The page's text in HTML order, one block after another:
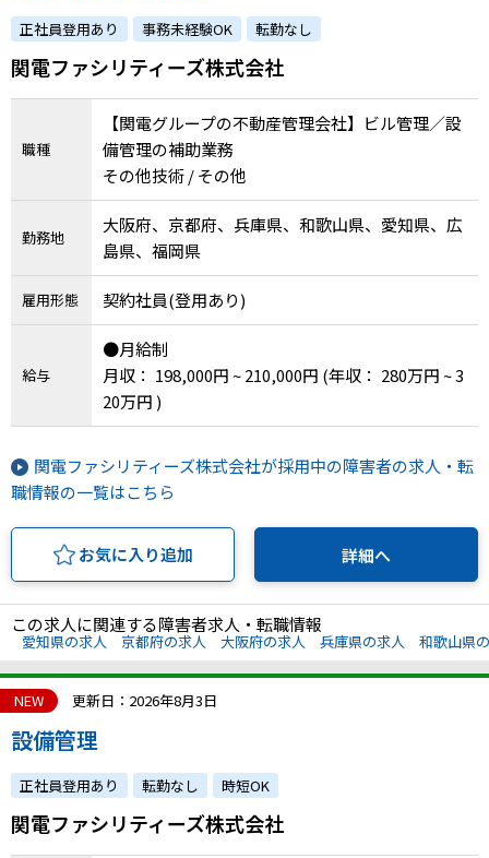
正社員登用あり 事務未経験OK 転勤なし
関電ファシリティーズ株式会社
職種
【関電グループの不動産管理会社】ビル管理／設
備管理の補助業務
その他技術 / その他
勤務地
大阪府、京都府、兵庫県、和歌山県、愛知県、広
島県、福岡県
雇用形態 契約社員(登用あり)
給与
●月給制
月収： 198,000円 ~ 210,000円 (年収： 280万円 ~ 3
20万円 )
関電ファシリティーズ株式会社が採用中の障害者の求人・転
職情報の一覧はこちら
お気に入り追加 詳細へ
この求人に関連する障害者求人・転職情報
愛知県の求人 京都府の求人 大阪府の求人 兵庫県の求人 和歌山県
NEW 更新日：2026年8月3日
設備管理
正社員登用あり 転勤なし 時短OK
関電ファシリティーズ株式会社